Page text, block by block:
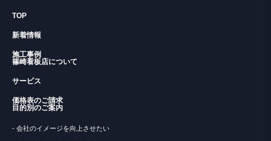
〒264-0017 千葉県千葉市若葉区加曽利町1800-176
TEL: 043-231-1661 FAX: 043-231-9039
TOP
新着情報
施工事例
篠崎看板店について
サービス
価格表のご請求
目的別のご案内
- 会社のイメージを向上させたい